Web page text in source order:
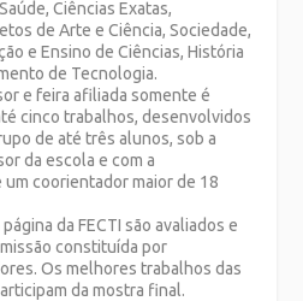
Ciências Exatas,
de Arte e Ciência, Sociedade,
e Ensino de Ciências, História
de Tecnologia.
e feira afiliada somente é
cinco trabalhos, desenvolvidos
de até três alunos, sob a
da escola e com a
coorientador maior de 18
da FECTI são avaliados e
constituída por
Os melhores trabalhos das
da mostra final.